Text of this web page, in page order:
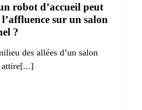
robot d’accueil peut
sur un salon
?
des allées d’un salon
attire[...]